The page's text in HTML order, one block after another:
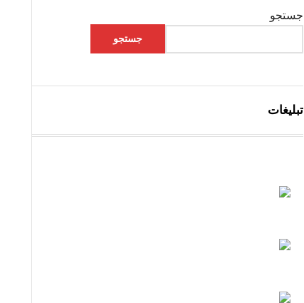
جستجو
جستجو
تبلیغات